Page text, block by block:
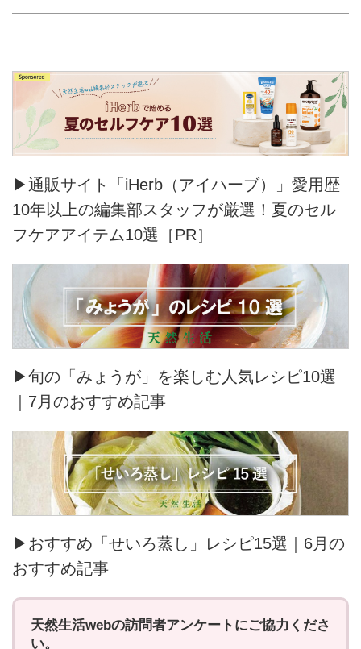
▶通販サイト「iHerb（アイハーブ）」愛用歴
10年以上の編集部スタッフが厳選！夏のセル
フケアアイテム10選［PR］
▶旬の「みょうが」を楽しむ人気レシピ10選
｜7月のおすすめ記事
▶おすすめ「せいろ蒸し」レシピ15選｜6月の
おすすめ記事